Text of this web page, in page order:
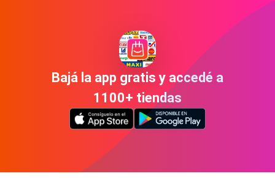
Bajá la app gratis y accedé a
1100+ tiendas